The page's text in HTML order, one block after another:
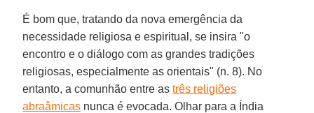
É bom que, tratando da nova emergência da
necessidade religiosa e espiritual, se insira "o
encontro e o diálogo com as grandes tradições
religiosas, especialmente as orientais" (n. 8). No
entanto, a comunhão entre astrês religiões
abraâmicas nunca é evocada. Olhar para a Índia